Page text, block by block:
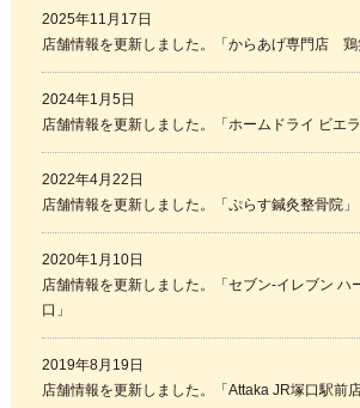
2025年11月17日
店舗情報を更新しました。「からあげ専門店
2024年1月5日
店舗情報を更新しました。「ホームドライ ビエラ
2022年4月22日
店舗情報を更新しました。「ぷらす鍼灸整骨院」
2020年1月10日
店舗情報を更新しました。「セブン‐イレブン ハ
口」
2019年8月19日
店舗情報を更新しました。「Attaka JR塚口駅前店